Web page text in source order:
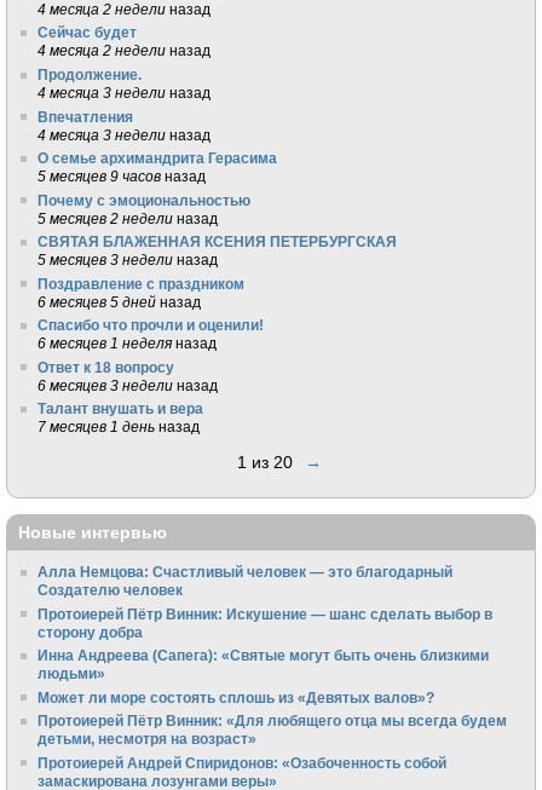
4 месяца 2 недели назад
Сейчас будет
4 месяца 2 недели назад
Продолжение.
4 месяца 3 недели назад
Впечатления
4 месяца 3 недели назад
О семье архимандрита Герасима
5 месяцев 9 часов назад
Почему с эмоциональностью
5 месяцев 2 недели назад
СВЯТАЯ БЛАЖЕННАЯ КСЕНИЯ ПЕТЕРБУРГСКАЯ
5 месяцев 3 недели назад
Поздравление с праздником
6 месяцев 5 дней назад
Спасибо что прочли и оценили!
6 месяцев 1 неделя назад
Ответ к 18 вопросу
6 месяцев 3 недели назад
Талант внушать и вера
7 месяцев 1 день назад
1 из 20 →
Новые интервью
Алла Немцова: Счастливый человек — это благодарный
Создателю человек
Протоиерей Пётр Винник: Искушение — шанс сделать выбор в
сторону добра
Инна Андреева (Сапега): «Святые могут быть очень близкими
людьми»
Может ли море состоять сплошь из «Девятых валов»?
Протоиерей Пётр Винник: «Для любящего отца мы всегда будем
детьми, несмотря на возраст»
Протоиерей Андрей Спиридонов: «Озабоченность собой
замаскирована лозунгами веры»